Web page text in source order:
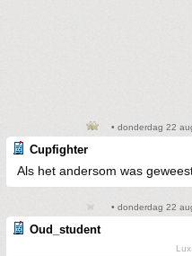
• donderdag 22
Cupfighter
Als het andersom was
• donderdag 22
Oud_student